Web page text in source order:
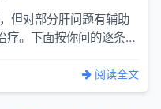
但对部分肝问题有辅助
疗。下面按你问的逐条说
阅读全文